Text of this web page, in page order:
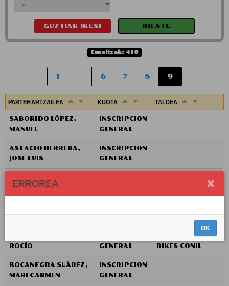
Emaitzak: 410
1 6 7 8 9
PARTEHARTZAILEA KUOTA TALDEA
SABORIDO LÓPEZ,
MANUEL
INSCRIPCION
GENERAL
ASTACIO HERRERA,
JOSE LUIS
INSCRIPCION
GENERAL
ALBERTO
DIEGO
GENERAL
ROCÍO
GENERAL
CENTAURO
BIKES CONIL
BOCANEGRA SUÁREZ,
MARI CARMEN
INSCRIPCION
GENERAL
ERROREA
OK